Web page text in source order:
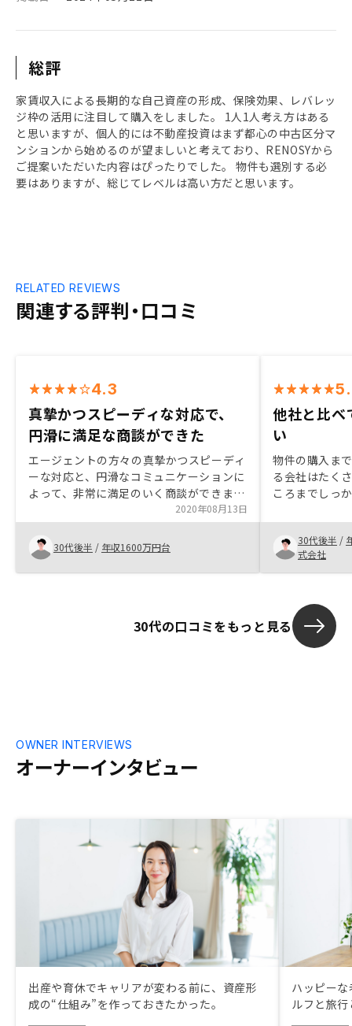
総評
家賃収入による長期的な自己資産の形成、保険効果、レバレッ
ジ枠の活用に注目して購入をしました。 1人1人考え方はある
と思いますが、個人的には不動産投資はまず都心の中古区分マ
ンションから始めるのが望ましいと考えており、RENOSYから
ご提案いただいた内容はぴったりでした。 物件も選別する必
要はありますが、総じてレベルは高い方だと思います。
関連する評判・口コミ
RELATED REVIEWS
4.3
真摯かつスピーディな対応で、
円滑に満足な商談ができた
エージェントの方々の真摯かつスピーディ
ーな対応と、円滑なコミュニケーションに
よって、非常に満足のいく商談ができまし
た。ありがとうございました。2020年08月13日
30代後半 / 年収1600万円台
他社と比べ
い
物件の購入ま
る会社はたく
ころまでしっ
じました。 直
ぶれを見て、
だ』と安心で
グするのはい
たです。
30代後半 /
式会社
30代の口コミをもっと見る
オーナーインタビュー
OWNER INTERVIEWS
出産や育休でキャリアが変わる前に、資産形
成の“仕組み”を作っておきたかった。
ハッピー
ルフと旅